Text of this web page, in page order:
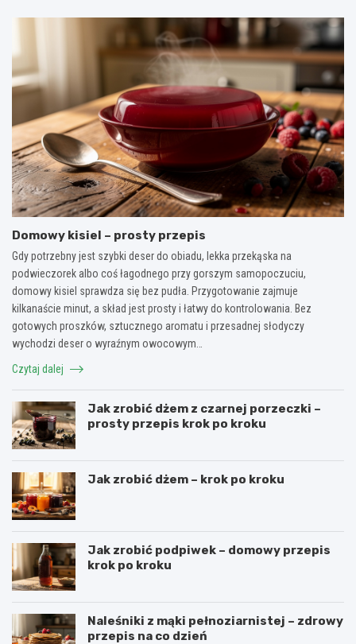
Domowy kisiel – prosty przepis
Gdy potrzebny jest szybki deser do obiadu, lekka przekąska na
podwieczorek albo coś łagodnego przy gorszym samopoczuciu,
domowy kisiel sprawdza się bez pudła. Przygotowanie zajmuje
kilkanaście minut, a skład jest prosty i łatwy do kontrolowania. Bez
gotowych proszków, sztucznego aromatu i przesadnej słodyczy
wychodzi deser o wyraźnym owocowym…
Czytaj dalej
Jak zrobić dżem z czarnej porzeczki –
prosty przepis krok po kroku
Jak zrobić dżem – krok po kroku
Jak zrobić podpiwek – domowy przepis
krok po kroku
Naleśniki z mąki pełnoziarnistej – zdrowy
przepis na co dzień